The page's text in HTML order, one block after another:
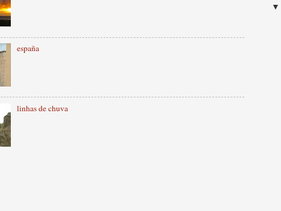
españa
linhas de chuva
▼